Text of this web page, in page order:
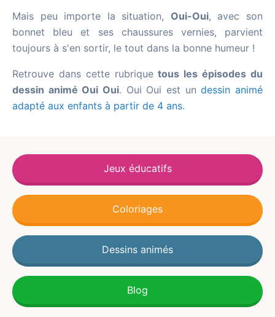
Mais peu importe la situation, Oui-Oui, avec son
bonnet bleu et ses chaussures vernies, parvient
toujours à s'en sortir, le tout dans la bonne humeur !
Retrouve dans cette rubriquetous les épisodes du
dessin animé Oui Oui. Oui Oui est undessin animé
adapté aux enfants à partir de 4 ans.
Jeux éducatifs
Coloriages
Dessins animés
Blog